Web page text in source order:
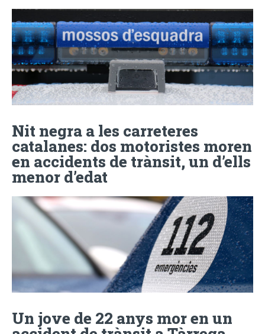
Nit negra a les carreteres
catalanes: dos motoristes moren
en accidents de trànsit, un d’ells
menor d’edat
Un jove de 22 anys mor en un